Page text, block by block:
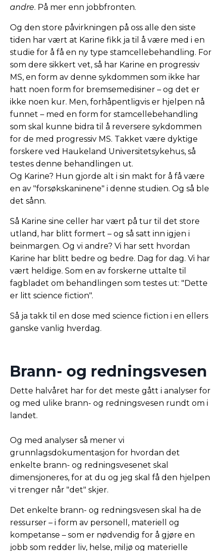
andre. På mer enn jobbfronten.
Og den store påvirkningen på oss alle den siste
tiden har vært at Karine fikk ja til å være med i en
studie for å få en ny type stamcellebehandling. For
som dere sikkert vet, så har Karine en progressiv
MS, en form av denne sykdommen som ikke har
hatt noen form for bremsemedisiner – og det er
ikke noen kur. Men, forhåpentligvis er hjelpen nå
funnet – med en form for stamcellebehandling
som skal kunne bidra til å reversere sykdommen
for de med progressiv MS. Takket være dyktige
forskere ved Haukeland Universitetsykehus, så
testes denne behandlingen ut.
Og Karine? Hun gjorde alt i sin makt for å få være
en av "forsøkskaninene" i denne studien. Og så ble
det sånn.
Så Karine sine celler har vært på tur til det store
utland, har blitt formert – og så satt inn igjen i
beinmargen. Og vi andre? Vi har sett hvordan
Karine har blitt bedre og bedre. Dag for dag. Vi har
vært heldige. Som en av forskerne uttalte til
fagbladet om behandlingen som testes ut: "Dette
er litt science fiction".
Så ja takk til en dose med science fiction i en ellers
ganske vanlig hverdag.
Brann- og redningsvesen
Dette halvåret har for det meste gått i analyser for
og med ulike brann- og redningsvesen rundt om i
landet.
Og med analyser så mener vi
grunnlagsdokumentasjon for hvordan det
enkelte brann- og redningsvesenet skal
dimensjoneres, for at du og jeg skal få den hjelpen
vi trenger når "det" skjer.
Det enkelte brann- og redningsvesen skal ha de
ressurser – i form av personell, materiell og
kompetanse – som er nødvendig for å gjøre en
jobb som redder liv, helse, miljø og materielle